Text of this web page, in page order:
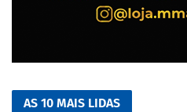
AS 10 MAIS LIDAS